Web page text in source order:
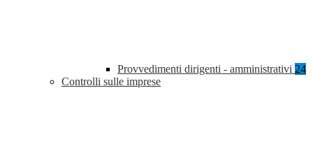
Provvedimenti dirigenti - amministrativi 24
Controlli sulle imprese